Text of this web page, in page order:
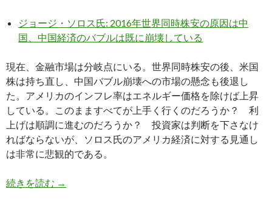
ジョージ・ソロス氏: 2016年世界同時株安の原因は中
国、中国経済のバブルは既に崩壊している
現在、金融市場は分岐点にいる。世界同時株安の後、米国
株は持ち直し、中国バブル崩壊への市場の懸念も後退し
た。アメリカのインフレ率はエネルギー価格を除けば上昇
している。このまますべてが上手く行くのだろうか？ 利
上げは順調に進むのだろうか？ 投資家は判断を下さなけ
ればならないが、ソロス氏のアメリカ経済に対する見通し
は非常に悲観的である。
続きを読む ジョージ・ソロス氏: アメリカ経済は減速する
→